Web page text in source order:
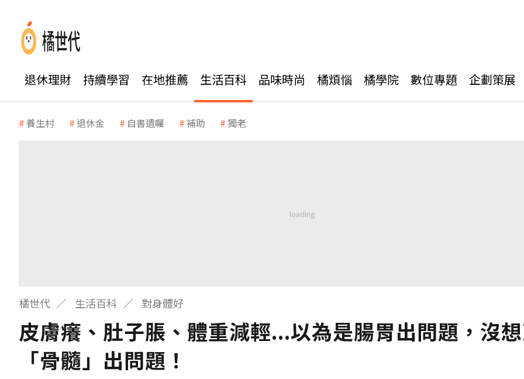
退休理財 持續學習 在地推薦 生活百科 品味時尚 橘煩惱 橘學院 數位專題 企劃策展
養生村 退休金 自書遺囑 補助 獨老
橘世代 生活百科 對身體好
皮膚癢、肚子脹、體重減輕...以為是腸胃出問題，沒
「骨髓」出問題！